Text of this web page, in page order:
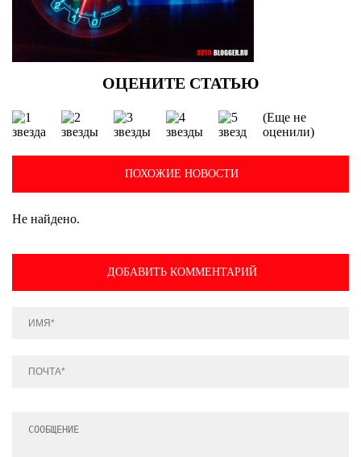
(Еще не
оценили)
ПОХОЖИЕ НОВОСТИ
Не найдено.
ДОБАВИТЬ КОММЕНТАРИЙ